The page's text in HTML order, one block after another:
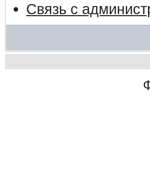
Связь с